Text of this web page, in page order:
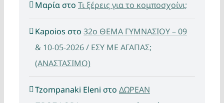
Μαρία στο Τι ξέρεις για το κομποσχοίνι;
Kapoios στο 32ο ΘΕΜΑ ΓΥΜΝΑΣΙΟΥ – 09
& 10-05-2026 / ΕΣΥ ΜΕ ΑΓΑΠΑΣ;
(ΑΝΑΣΤΑΣΙΜΟ)
Tzompanaki Eleni στο ΔΩΡΕΑΝ